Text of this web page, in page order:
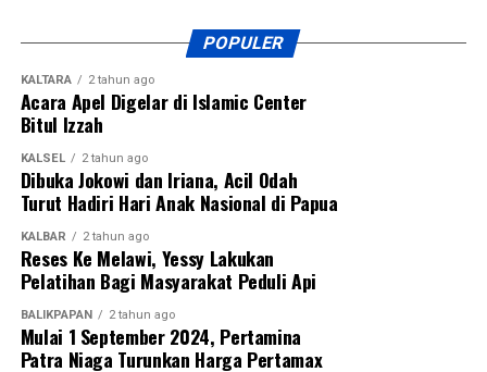
POPULER
KALTARA 2 tahun ago
Acara Apel Digelar di Islamic Center
Bitul Izzah
KALSEL 2 tahun ago
Dibuka Jokowi dan Iriana, Acil Odah
Turut Hadiri Hari Anak Nasional di Papua
KALBAR 2 tahun ago
Reses Ke Melawi, Yessy Lakukan
Pelatihan Bagi Masyarakat Peduli Api
BALIKPAPAN 2 tahun ago
Mulai 1 September 2024, Pertamina
Patra Niaga Turunkan Harga Pertamax